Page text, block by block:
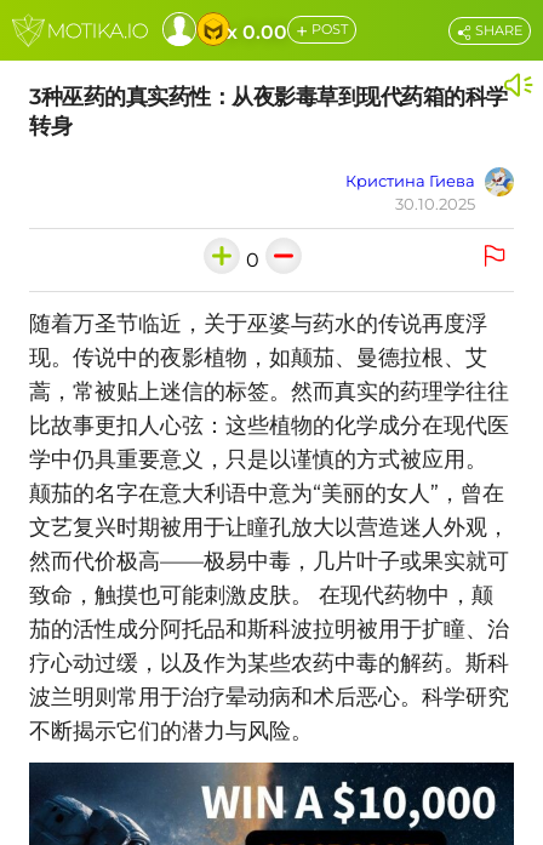
x 0.00 + POST
3种巫药的真实药性：从夜影毒草到现代药箱的科学
转身
Кристина Гиева
30.10.2025
SHARE
0
随着万圣节临近，关于巫婆与药水的传说再度浮
现。传说中的夜影植物，如颠茄、曼德拉根、艾
蒿，常被贴上迷信的标签。然而真实的药理学往往
比故事更扣人心弦：这些植物的化学成分在现代医
学中仍具重要意义，只是以谨慎的方式被应用。
颠茄的名字在意大利语中意为“美丽的女人”，曾在
文艺复兴时期被用于让瞳孔放大以营造迷人外观，
然而代价极高——极易中毒，几片叶子或果实就可
致命，触摸也可能刺激皮肤。 在现代药物中，颠
茄的活性成分阿托品和斯科波拉明被用于扩瞳、治
疗心动过缓，以及作为某些农药中毒的解药。斯科
波兰明则常用于治疗晕动病和术后恶心。科学研究
不断揭示它们的潜力与风险。